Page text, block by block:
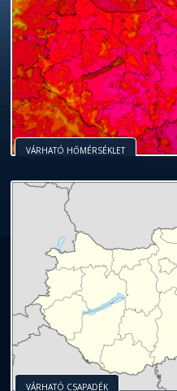
VÁRHATÓ HŐMÉRSÉKLET
VÁRHATÓ CSAPADÉK